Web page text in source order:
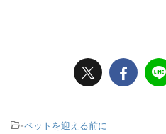
-ペットを迎える前に